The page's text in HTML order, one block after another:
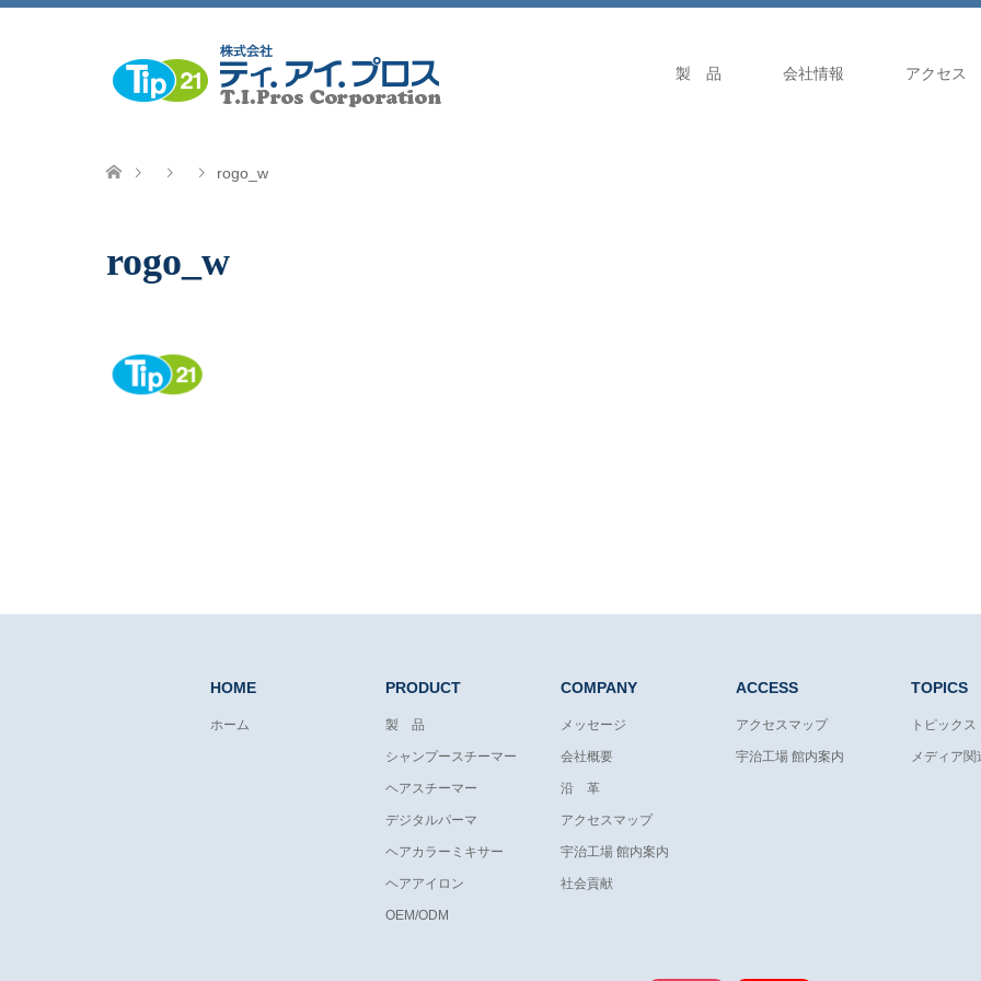
製 品 会社情報 アクセス
rogo_w
rogo_w
HOME
ホーム
PRODUCT
製 品
シャンプースチーマー
ヘアスチーマー
デジタルパーマ
ヘアカラーミキサー
ヘアアイロン
OEM/ODM
COMPANY
メッセージ
会社概要
沿 革
アクセスマップ
宇治工場 館内案内
社会貢献
ACCESS
アクセスマップ
宇治工場 館内案内
TOPICS
トピックス
メディア関